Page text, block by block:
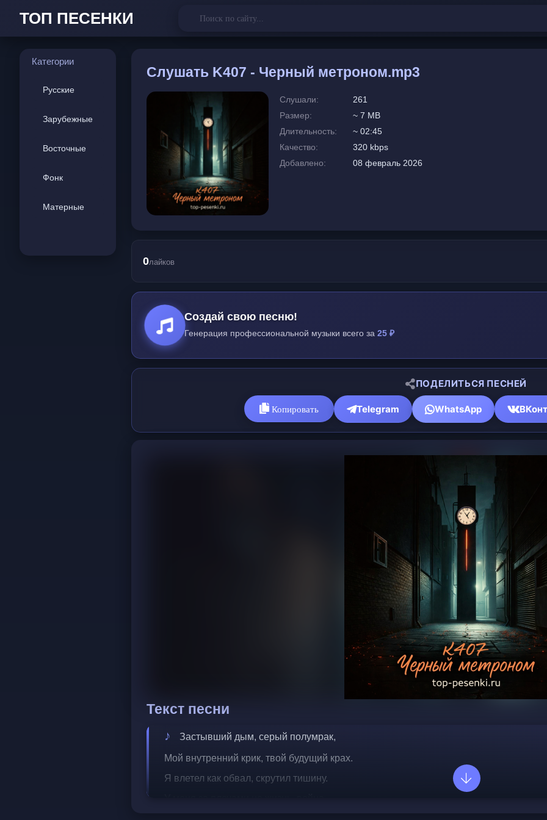
ТОП ПЕСЕНКИ
Категории
Русские
Зарубежные
Восточные
Фонк
Матерные
Слушать K407 - Черный метроном.mp3
Слушали:
261
Размер:
~ 7 MB
Длительность:
~ 02:45
Качество:
320 kbps
Добавлено:
08 февраль 2026
0лайков
Создай свою песню!
Генерация профессиональной музыки всего за 25 ₽
ПОДЕЛИТЬСЯ ПЕСНЕЙ
Копировать Telegram WhatsApp
Текст песни
Застывший дым, серый полумрак,
Мой внутренний крик, твой будущий крах.
Я влетел как обвал, скрутил тишину.